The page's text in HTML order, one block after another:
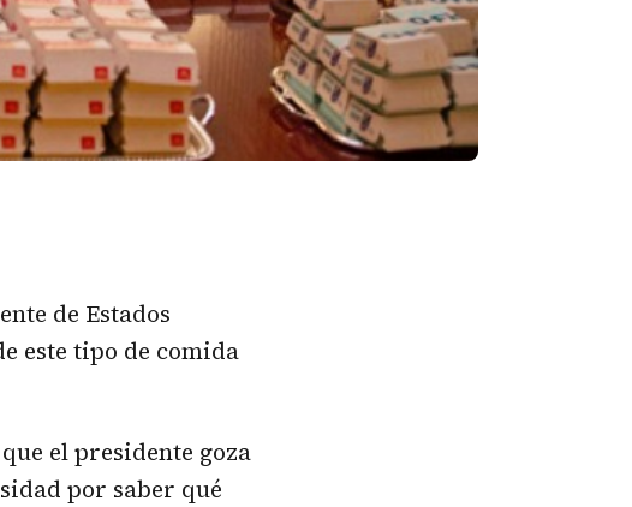
de Estados
este tipo de comida
el presidente goza
por saber qué